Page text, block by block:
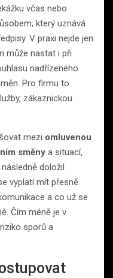
včas nebo
který uznává
V praxi nejde jen
může nastat i při
nadřízeného
Pro firmu to
zákaznickou
mezi omluvenou
směny a situací,
doložil
vyplatí mít přesně
a co už se
Čím méně je v
sporů a